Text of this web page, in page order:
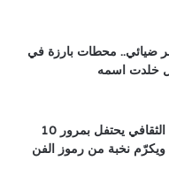
ضيائي.. محطات بارزة في
خلدت اسمه
صالون الرياض الفني الثقافي يحتفل بمرور 10
نخبة من رموز الفن